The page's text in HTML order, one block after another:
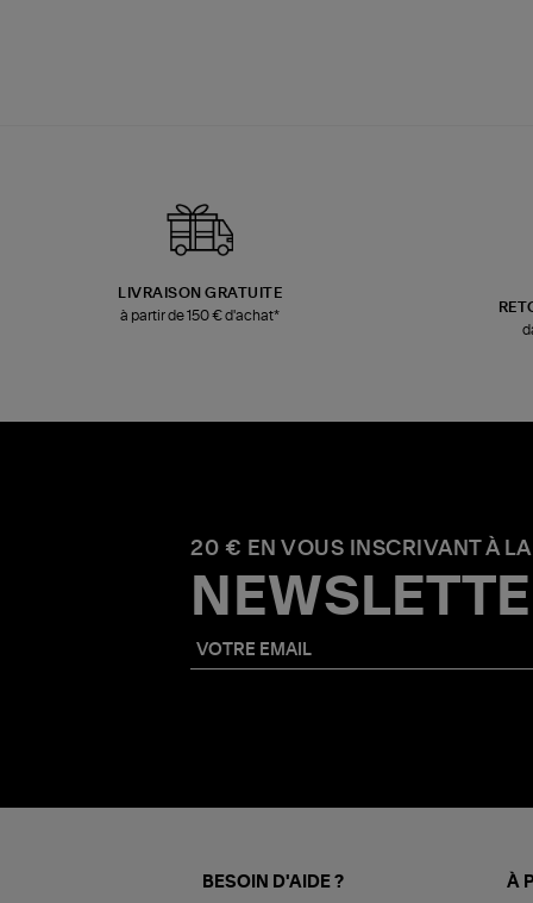
LIVRAISON GRATUITE
à partir de 150 € d'achat*
20 € EN VOUS INSCRIVANT À LA
BESOIN D'AIDE ? À